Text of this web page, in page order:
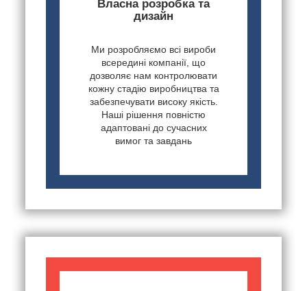
Власна розробка та
дизайн
Ми розробляємо всі вироби
всередині компанії, що
дозволяє нам контролювати
кожну стадію виробництва та
забезпечувати високу якість.
Наші рішення повністю
адаптовані до сучасних
вимог та завдань